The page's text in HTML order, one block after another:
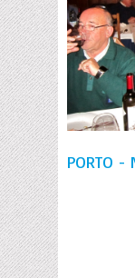
PORTO -